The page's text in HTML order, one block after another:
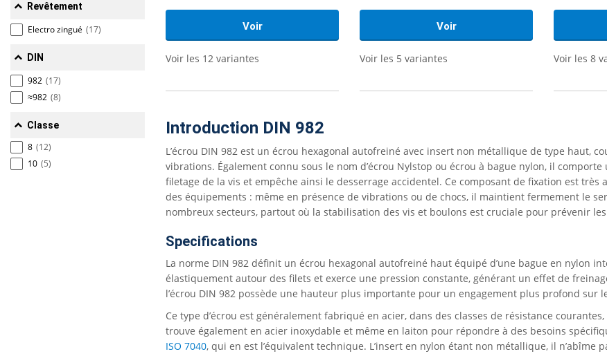
Revêtement
Electro zingué (17)
DIN
982 (17)
≈982 (8)
Classe
8 (12)
10 (5)
Voir
Voir les 12 variantes
Voir
Voir les 5 variantes Voir les 8
Introduction DIN 982
L’écrou DIN 982 est un écrou hexagonal autofreiné avec insert non métallique de type haut,
vibrations. Également connu sous le nom d’écrou Nylstop ou écrou à bague nylon, il
filetage de la vis et empêche ainsi le desserrage accidentel. Ce composant de fixation est
des équipements : même en présence de vibrations ou de chocs, il maintient fermement le
nombreux secteurs, partout où la stabilisation des vis et boulons est cruciale pour prévenir
Specifications
La norme DIN 982 définit un écrou hexagonal autofreiné haut équipé d’une bague en nylon
élastiquement autour des filets et exerce une pression constante, générant un effet de
l’écrou DIN 982 possède une hauteur plus importante pour un engagement plus profond sur
Ce type d’écrou est généralement fabriqué en acier, dans des classes de résistance
trouve également en acier inoxydable et même en laiton pour répondre à des besoins
ISO 7040, qui en est l’équivalent technique. L’insert en nylon étant non métallique, il